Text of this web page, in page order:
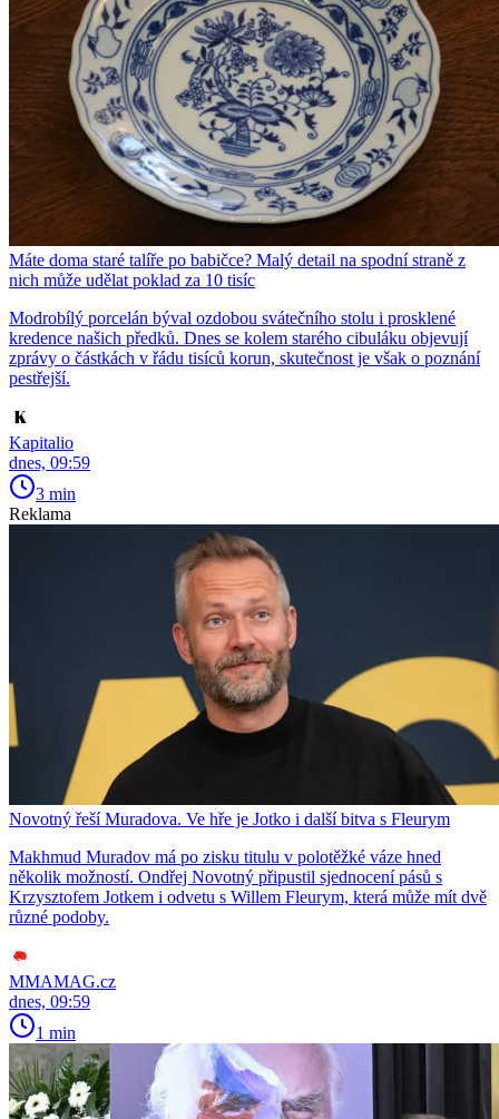
Máte doma staré talíře po babičce? Malý detail na spodní straně z
nich může udělat poklad za 10 tisíc
Modrobílý porcelán býval ozdobou svátečního stolu i prosklené
kredence našich předků. Dnes se kolem starého cibuláku objevují
zprávy o částkách v řádu tisíců korun, skutečnost je však o poznání
pestřejší.
Kapitalio
dnes, 09:59
3 min
Reklama
Novotný řeší Muradova. Ve hře je Jotko i další bitva s Fleurym
Makhmud Muradov má po zisku titulu v polotěžké váze hned
několik možností. Ondřej Novotný připustil sjednocení pásů s
Krzysztofem Jotkem i odvetu s Willem Fleurym, která může mít dvě
různé podoby.
MMAMAG.cz
dnes, 09:59
1 min